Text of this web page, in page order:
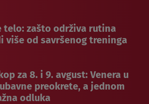
telo: zašto održiva rutina
više od savršenog treninga
za 8. i 9. avgust: Venera u
preokrete, a jednom
odluka